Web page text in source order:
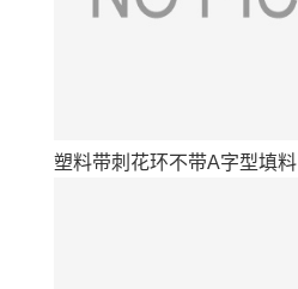
塑料带刺花环不带A字型填料